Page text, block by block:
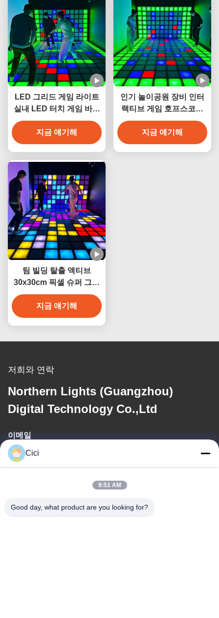
LED 그리드 게임 라이트
실내 LED 터치 게임 바닥
메가 그리드 인터랙티브
게임 활성화 게임 시스템
지금 얘기해
인기 놀이공원 장비 인터
랙티브 게임 호프스코치
바닥 게임
지금 얘기해
팀 빌딩 탈출 액티브
30x30cm 픽셀 슈퍼 그리
드 인터랙티브 댄스 게임
지금 얘기해
저희와 연락
Northern Lights (Guangzhou)
Digital Technology Co.,Ltd
이메일
sales03@bjgprojection.com
주소
Cici
9:51 AM
Good day, what product are you looking for?